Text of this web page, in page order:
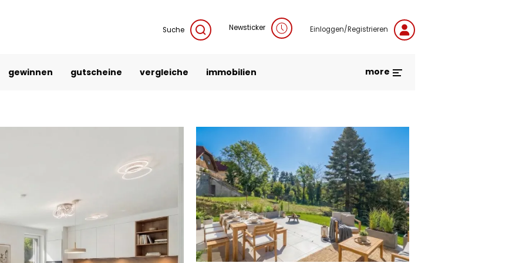
Suche Newsticker Einloggen/Registrieren
gewinnen gutscheine vergleiche immobilien more